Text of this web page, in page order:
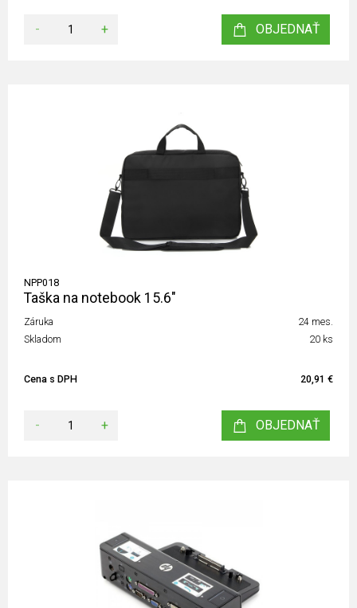
- + OBJEDNAŤ
NPP018
Taška na notebook 15.6"
Záruka
24 mes.
Skladom
20 ks
Cena s DPH 20,91 €
- + OBJEDNAŤ